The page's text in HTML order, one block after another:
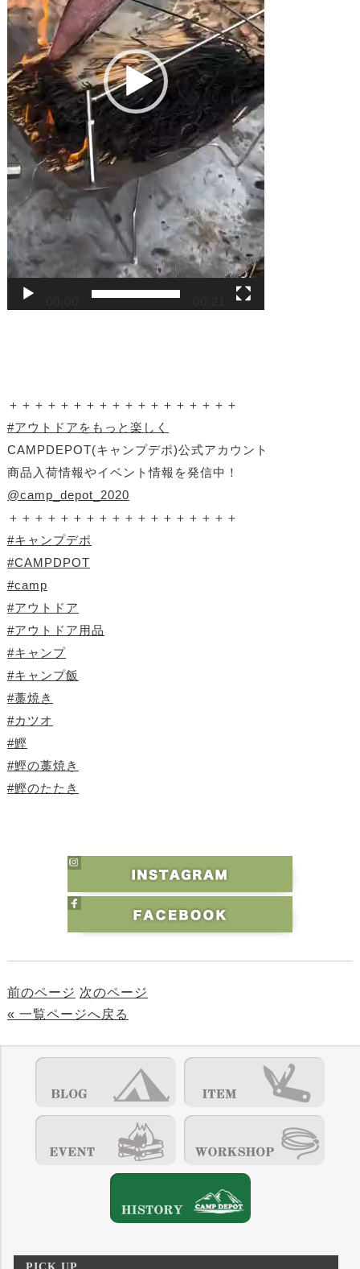
＋＋＋＋＋＋＋＋＋＋＋＋＋＋＋＋＋＋
#アウトドアをもっと楽しく
CAMPDEPOT(キャンプデポ)公式アカウント
商品入荷情報やイベント情報を発信中！
@camp_depot_2020
＋＋＋＋＋＋＋＋＋＋＋＋＋＋＋＋＋＋
#キャンプデポ
#CAMPDPOT
#camp
#アウトドア
#アウトドア用品
#キャンプ
#キャンプ飯
#藁焼き
#カツオ
#鰹
#鰹の藁焼き
#鰹のたたき
前のページ 次のページ
« 一覧ページへ戻る